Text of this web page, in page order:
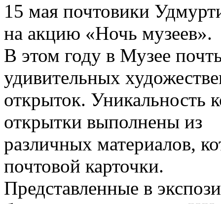
15 мая почтовики
на акцию «Ночь музеев».
В этом году в Музее
удивительных
открыток. Уникальность
открытки выполнены из
различных материалов,
почтовой карточки.
Представленные в